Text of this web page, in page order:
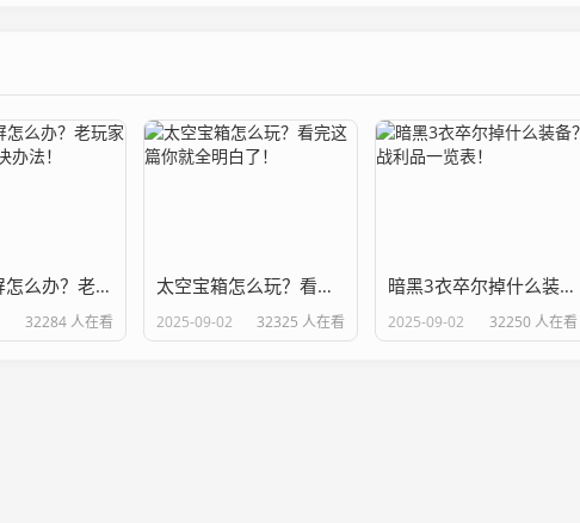
暗黑2花屏怎么办？老玩家教你几个解决办法！
32284 人在看
太空宝箱怎么玩？看完这篇你就全明白了！
2025-09-02 32325 人在看
暗黑3衣卒尔掉什么装备？战利品一览表！
2025-09-02 32250 人在看